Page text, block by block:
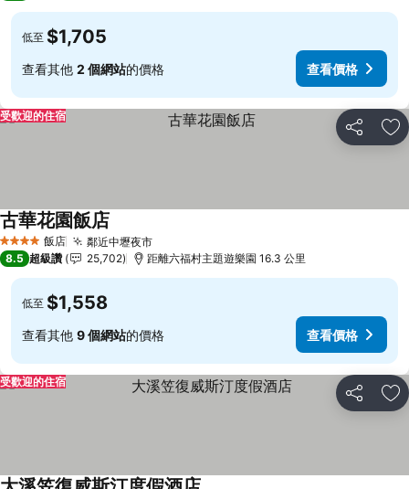
低至 $1,705
查看其他 2 個網站的價格 查看價格
分享 加
受歡迎的住宿
4 星級 飯店 鄰近中壢夜市
古華花園飯店
8.5 超級讚 25,702 距離六福村主題遊樂園 16.3 公里
低至 $1,558
查看其他 9 個網站的價格 查看價格
分享 加
受歡迎的住宿